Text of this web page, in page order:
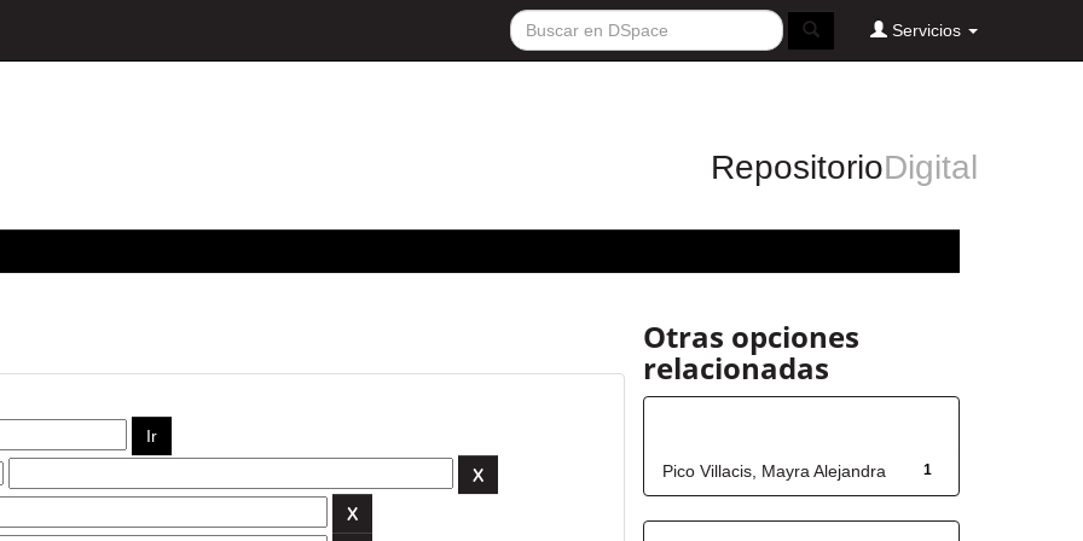
Servicios
RepositorioDigital
Otras opciones
relacionadas
1
Pico Villacis, Mayra Alejandra